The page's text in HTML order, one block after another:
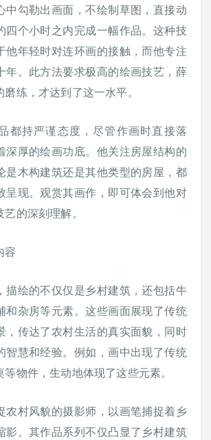
中勾勒出画面，不绘制草图，直接动
四个小时之内完成一幅作品。这种技
他年轻时对连环画的接触，而他专注
年。此方法要求极高的绘画技艺，薛
练，才达到了这一水平。
都持严谨态度，尽管作画时直接落
深厚的绘画功底。他关注房屋结构的
是木构建筑还是其他类型的房屋，都
呈现。观赏其画作，即可体会到他对
的深刻理解。
容
描绘的不仅仅是乡村建筑，还包括牛
和杂房等元素。这些画面展现了传统
，传达了农村生活的真实面貌，同时
智慧和经验。例如，画中出现了传统
物件，生动地体现了这些元素。
农村风貌的摄影师，以画笔捕捉着乡
影。其作品系列不仅凸显了乡村建筑